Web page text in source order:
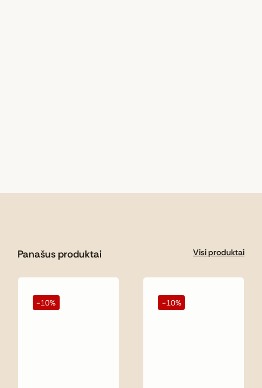
Panašus produktai Visi produktai
-10% -10%